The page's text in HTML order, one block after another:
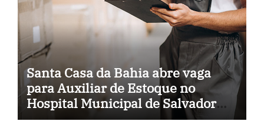
Santa Casa da Bahia abre vaga
para Auxiliar de Estoque no
Hospital Municipal de Salvador
(BA)